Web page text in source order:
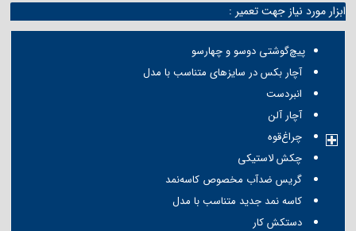
ابزار مورد نیاز جهت تعمیر :
پیچ‌گوشتی دوسو و چهارسو
آچار بکس در سایزهای متناسب با مدل
انبردست
آچار آلن
چراغ‌قوه
چکش لاستیکی
گریس ضدآب مخصوص کاسه‌نمد
کاسه نمد جدید متناسب با مدل
دستکش کار